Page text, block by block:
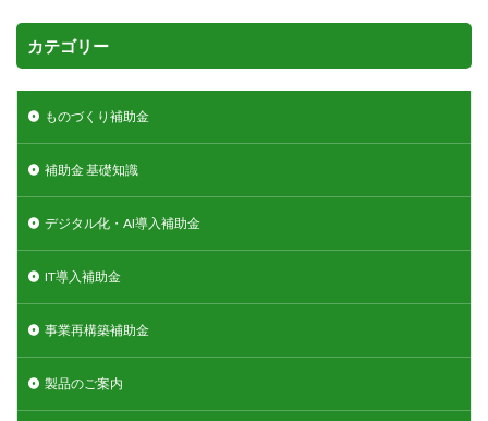
カテゴリー
ものづくり補助金
補助金 基礎知識
デジタル化・AI導入補助金
IT導入補助金
事業再構築補助金
製品のご案内